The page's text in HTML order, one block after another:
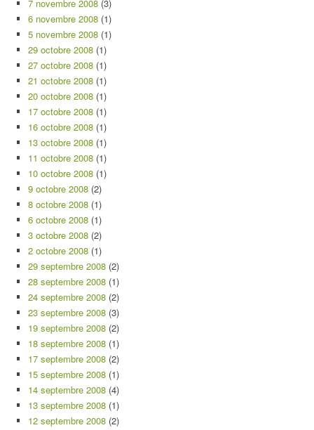
7 novembre 2008 (3)
6 novembre 2008 (1)
5 novembre 2008 (1)
29 octobre 2008 (1)
27 octobre 2008 (1)
21 octobre 2008 (1)
20 octobre 2008 (1)
17 octobre 2008 (1)
16 octobre 2008 (1)
13 octobre 2008 (1)
11 octobre 2008 (1)
10 octobre 2008 (1)
9 octobre 2008 (2)
8 octobre 2008 (1)
6 octobre 2008 (1)
3 octobre 2008 (2)
2 octobre 2008 (1)
29 septembre 2008 (2)
28 septembre 2008 (1)
24 septembre 2008 (2)
23 septembre 2008 (3)
19 septembre 2008 (2)
18 septembre 2008 (1)
17 septembre 2008 (2)
15 septembre 2008 (1)
14 septembre 2008 (4)
13 septembre 2008 (1)
12 septembre 2008 (2)